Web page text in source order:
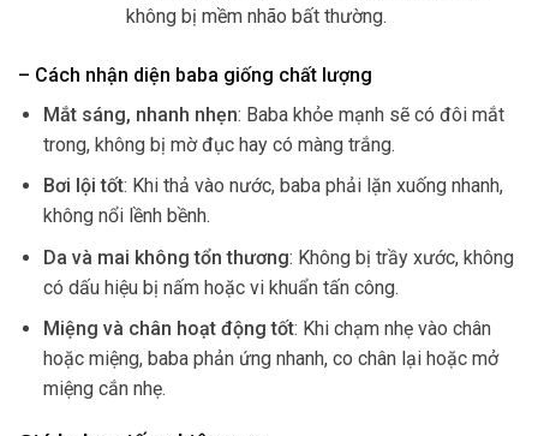
không bị mềm nhão bất thường.
– Cách nhận diện baba giống chất lượng
Mắt sáng, nhanh nhẹn: Baba khỏe mạnh sẽ có đôi mắt
trong, không bị mờ đục hay có màng trắng.
Bơi lội tốt: Khi thả vào nước, baba phải lặn xuống nhanh,
không nổi lềnh bềnh.
Da và mai không tổn thương: Không bị trầy xước, không
có dấu hiệu bị nấm hoặc vi khuẩn tấn công.
Miệng và chân hoạt động tốt: Khi chạm nhẹ vào chân
hoặc miệng, baba phản ứng nhanh, co chân lại hoặc mở
miệng cắn nhẹ.